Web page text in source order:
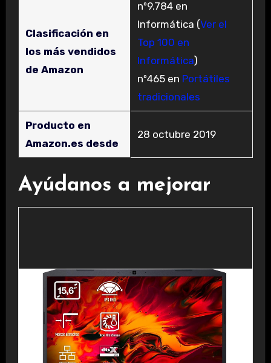
Clasificación en
los más vendidos
de Amazon
nº9.784 en
Informática (Ver el
Top 100 en
Informática)
nº465 en Portátiles
tradicionales
Producto en
Amazon.es desde
28 octubre 2019
Ayúdanos a mejorar